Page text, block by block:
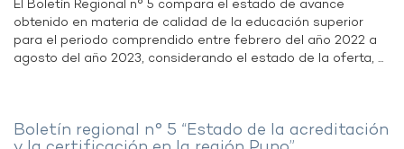
El Boletín Regional n° 5 compara el estado de avance
obtenido en materia de calidad de la educación superior
para el periodo comprendido entre febrero del año 2022 a
agosto del año 2023, considerando el estado de la oferta, ...
Boletín regional n° 5 “Estado de la acreditación